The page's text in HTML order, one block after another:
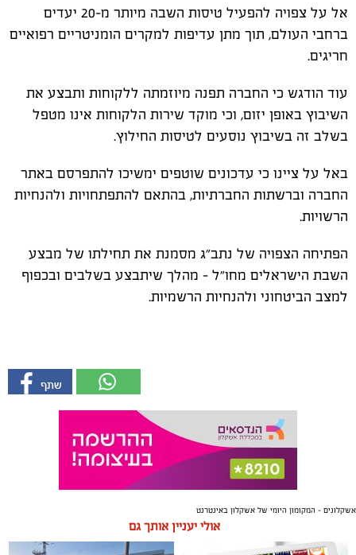
אל על צפויה להפעיל טיסות השבה מיותר מ-20 יעדים
ברחבי העולם, תוך מתן עדיפות למקרים הומניטריים רפואיים
חריגים.
עוד הודגש כי החברה תפנה מיוזמתה ללקוחות ותבצע את
השיבוץ באופן יזום, וכי מוקד שירות הלקוחות אינו מטפל
בשלב זה בשיבוץ נוסעים לטיסות החילוץ.
באל על ציינו כי עדכונים שוטפים ימשיכו להתפרסם באתר
החברה וברשתות החברתיות, בהתאם להתפתחויות ולהנחיות
הרשויות.
הפתיחה הצפויה של נתב״ג מסמנת את תחילתו של מבצע
השבת הישראלים מחו״ל – מהלך שיתבצע בשלבים ובכפוף
למצב הביטחוני ולהנחיות הרשמיות.
אשקלונים - המקומון היומי של אשקלון באינטרנט
אולי יעניין אותך גם